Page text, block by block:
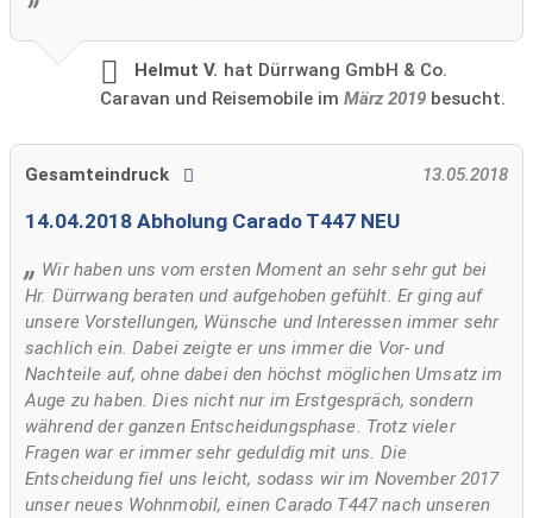
Helmut V. hat Dürrwang GmbH & Co.
Caravan und Reisemobile im März 2019 besucht.
Gesamteindruck 13.05.2018
14.04.2018 Abholung Carado T447 NEU
Wir haben uns vom ersten Moment an sehr sehr gut bei
Hr. Dürrwang beraten und aufgehoben gefühlt. Er ging auf
unsere Vorstellungen, Wünsche und Interessen immer sehr
sachlich ein. Dabei zeigte er uns immer die Vor- und
Nachteile auf, ohne dabei den höchst möglichen Umsatz im
Auge zu haben. Dies nicht nur im Erstgespräch, sondern
während der ganzen Entscheidungsphase. Trotz vieler
Fragen war er immer sehr geduldig mit uns. Die
Entscheidung fiel uns leicht, sodass wir im November 2017
unser neues Wohnmobil, einen Carado T447 nach unseren